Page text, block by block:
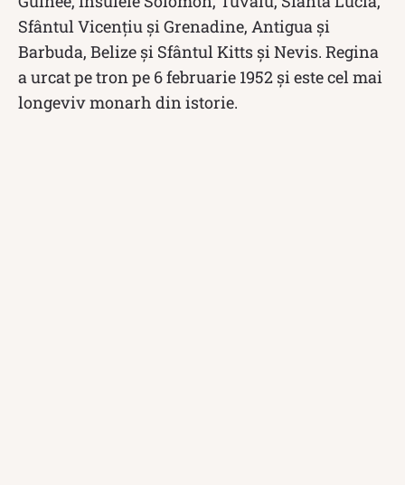
Sfântul Vicențiu și Grenadine, Antigua și
Barbuda, Belize și Sfântul Kitts și Nevis. Regina
a urcat pe tron pe 6 februarie 1952 și este cel mai
longeviv monarh din istorie.